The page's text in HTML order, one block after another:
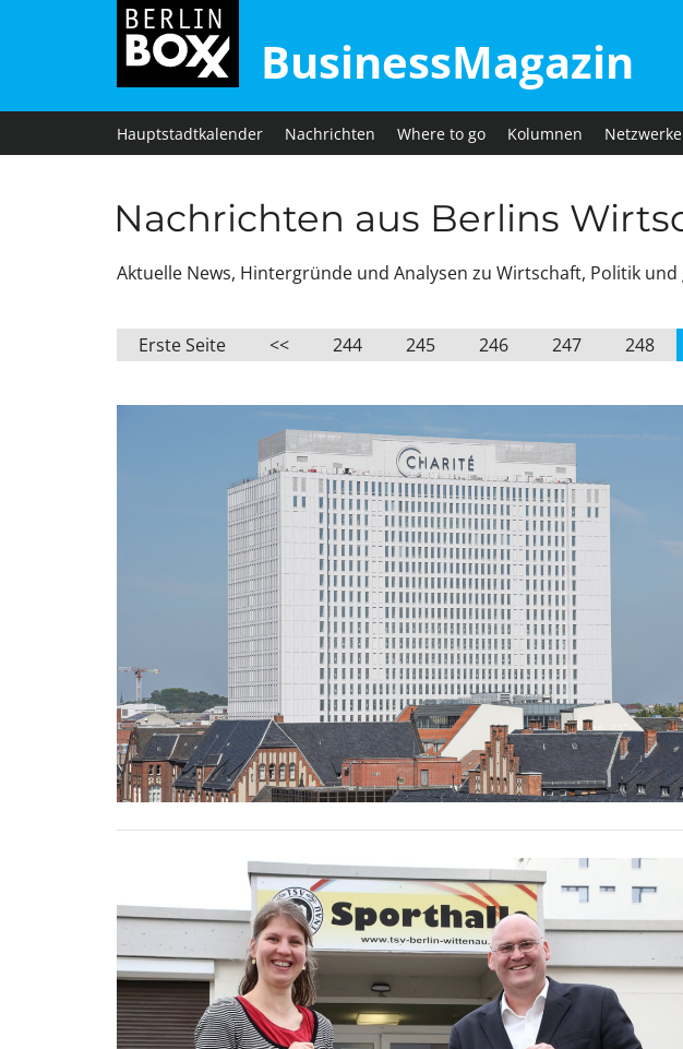
BusinessMagazin
Hauptstadtkalender Nachrichten Where to go Kolumnen Netzwerke
Nachrichten aus Berlins
Aktuelle News, Hintergründe und Analysen zu Wirtschaft, Politik
Erste Seite << 244 245 246 247 248